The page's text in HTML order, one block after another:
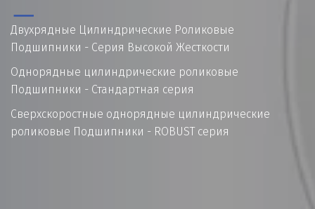
Двухрядные Цилиндрические Роликовые
Подшипники - Серия Высокой Жесткости
Однорядные цилиндрические роликовые
Подшипники - Стандартная серия
Сверхскоростные однорядные цилиндрические
роликовые Подшипники - ROBUST серия